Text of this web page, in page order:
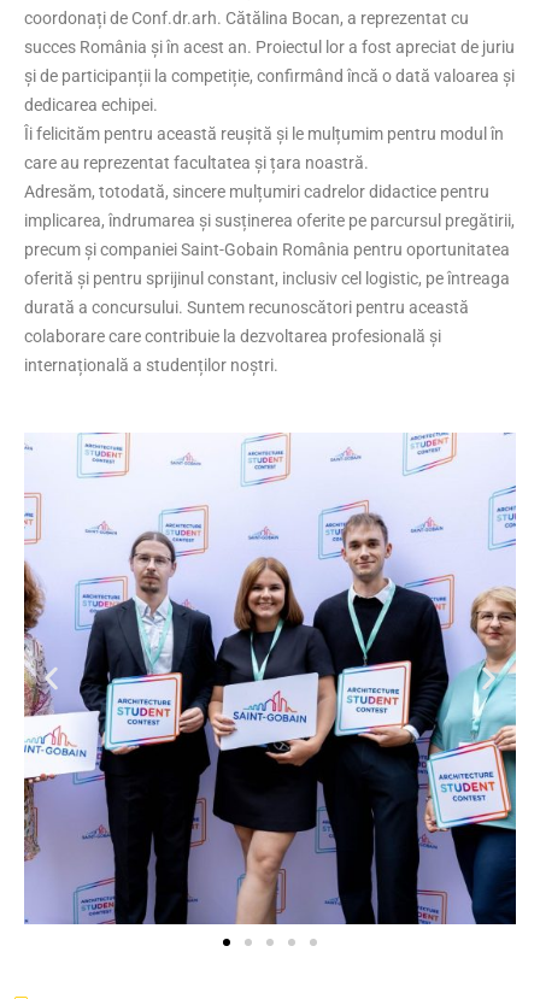
coordonați de Conf.dr.arh. Cătălina Bocan, a reprezentat cu
succes România și în acest an. Proiectul lor a fost apreciat de juriu
și de participanții la competiție, confirmând încă o dată valoarea și
dedicarea echipei.
Îi felicităm pentru această reușită și le mulțumim pentru modul în
care au reprezentat facultatea și țara noastră.
Adresăm, totodată, sincere mulțumiri cadrelor didactice pentru
implicarea, îndrumarea și susținerea oferite pe parcursul pregătirii,
precum și companiei Saint-Gobain România pentru oportunitatea
oferită și pentru sprijinul constant, inclusiv cel logistic, pe întreaga
durată a concursului. Suntem recunoscători pentru această
colaborare care contribuie la dezvoltarea profesională și
internațională a studenților noștri.